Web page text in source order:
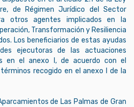
de Régimen Jurídico del Sector
otros agentes implicados en la
Transformación y Resiliencia
Los beneficiarios de estas ayudas
ejecutoras de las actuaciones
en el anexo I, de acuerdo con el
recogido en el anexo I de la
de Las Palmas de Gran